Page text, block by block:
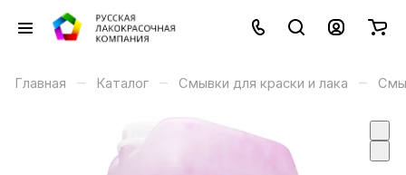
Главная – Каталог – Смывки для краски и лака –